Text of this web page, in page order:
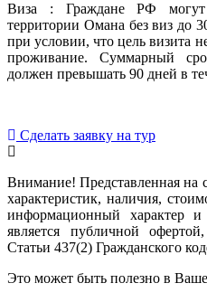
Виза : Граждане РФ могут
территории Омана без виз до
при условии, что цель визита
проживание. Суммарный
должен превышать 90 дней в
Сделать заявку на тур
Внимание! Представленная на
характеристик, наличия,
информационный характер
является публичной
Статьи 437(2) Гражданского
Это может быть полезно в